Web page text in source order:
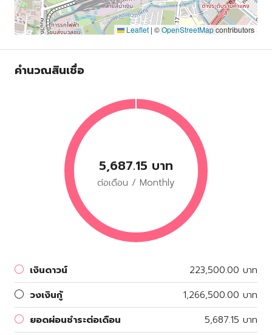
Leaflet | ©OpenStreetMapcontributors
คำนวณสินเชื่อ
5,687.15 บาท
ต่อเดือน / Monthly
เงินดาวน์
223,500.00 บาท
วงเงินกู้
1,266,500.00 บาท
ยอดผ่อนชำระต่อเดือน
5,687.15 บาท